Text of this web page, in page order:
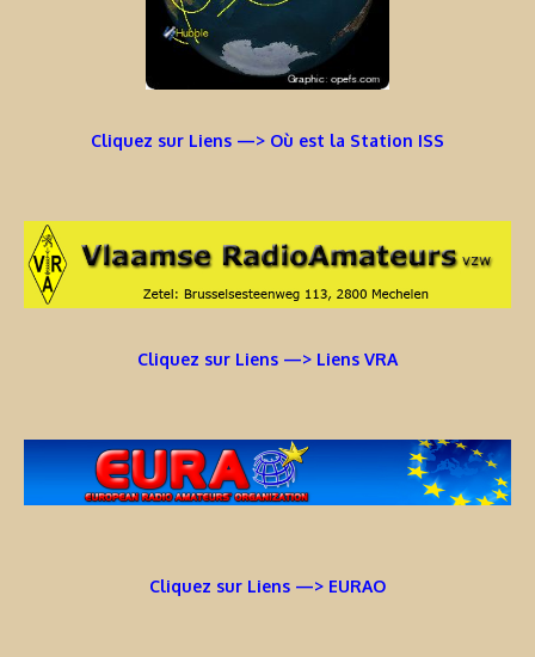
Cliquez sur Liens —> Où est la Station ISS
Cliquez sur Liens —> Liens VRA
Cliquez sur Liens —> EURAO